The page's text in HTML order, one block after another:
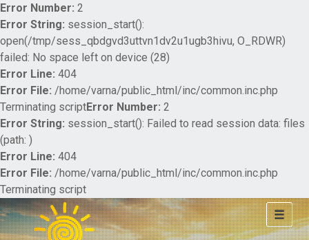
Error Number: 2
Error String: session_start():
open(/tmp/sess_qbdgvd3uttvn1dv2u1ugb3hivu, O_RDWR)
failed: No space left on device (28)
Error Line: 404
Error File: /home/varna/public_html/inc/common.inc.php
Terminating scriptError Number: 2
Error String: session_start(): Failed to read session data: files
(path: )
Error Line: 404
Error File: /home/varna/public_html/inc/common.inc.php
Terminating script
Toggle